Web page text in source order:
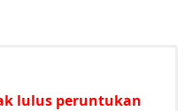
lulus peruntukan